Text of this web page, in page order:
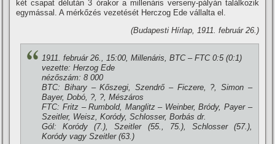
két csapat délután 3 órakor a millenáris verseny-pályán találkozik
egymással. A mérkőzés vezetését Herczog Ede vállalta el.
(Budapesti Hí­rlap, 1911. február 26.)
1911. február 26., 15:00, Millenáris, BTC – FTC 0:5 (0:1)
vezette: Herzog Ede
nézőszám: 8 000
BTC: Bihary – Kőszegi, Szendrő – Ficzere, ?, Simon –
Bayer, Dobó, ?, ?, Mészáros
FTC: Fritz – Rumbold, Manglitz – Weinber, Bródy, Payer –
Szeitler, Weisz, Koródy, Schlosser, Borbás dr.
Gól: Koródy (7.), Szeitler (55., 75.), Schlosser (57.),
Koródy vagy Szeitler (63.)